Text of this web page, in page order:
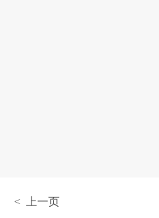
< 上一页